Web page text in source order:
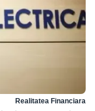
Realitatea Financiara